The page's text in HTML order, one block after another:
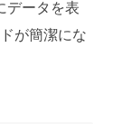
データを表
が簡潔にな